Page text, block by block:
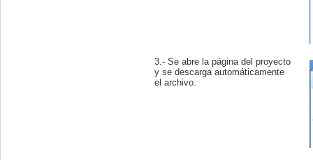
3.- Se abre la página del proyecto
y se descarga automáticamente
el archivo.